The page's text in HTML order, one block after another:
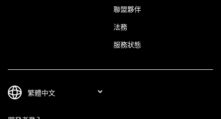
聯盟夥伴
法務
服務狀態